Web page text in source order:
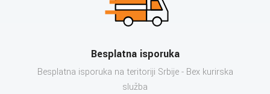
Besplatna isporuka
Besplatna isporuka na teritoriji Srbije - Bex kurirska
služba